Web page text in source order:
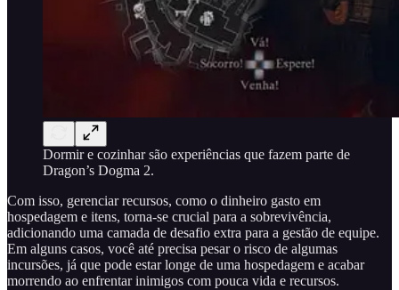
Dormir e cozinhar são experiências que fazem parte de
Dragon’s Dogma 2.
Com isso, gerenciar recursos, como o dinheiro gasto em
hospedagem e itens, torna-se crucial para a sobrevivência,
adicionando uma camada de desafio extra para a gestão de equipe.
Em alguns casos, você até precisa pesar o risco de algumas
incursões, já que pode estar longe de uma hospedagem e acabar
morrendo ao enfrentar inimigos com pouca vida e recursos.